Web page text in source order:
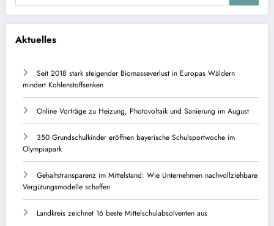
Aktuelles
Seit 2018 stark steigender Biomasseverlust in Europas Wäldern
mindert Kohlenstoffsenken
Online Vorträge zu Heizung, Photovoltaik und Sanierung im August
350 Grundschulkinder eröffnen bayerische Schulsportwoche im
Olympiapark
Gehaltstransparenz im Mittelstand: Wie Unternehmen nachvollziehbare
Vergütungsmodelle schaffen
Landkreis zeichnet 16 beste Mittelschulabsolventen aus